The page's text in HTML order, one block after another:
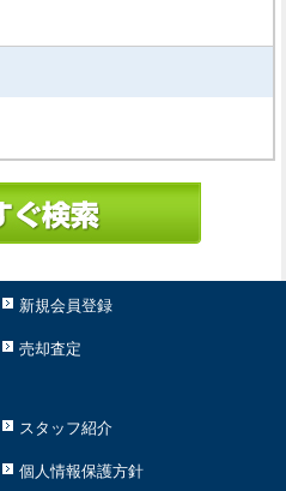
新規会員登録
売却査定
スタッフ紹介
個人情報保護方針